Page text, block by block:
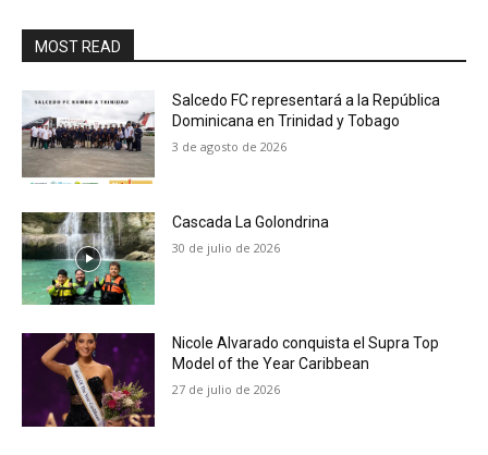
MOST READ
Salcedo FC representará a la República
Dominicana en Trinidad y Tobago
3 de agosto de 2026
Cascada La Golondrina
30 de julio de 2026
Nicole Alvarado conquista el Supra Top
Model of the Year Caribbean
27 de julio de 2026